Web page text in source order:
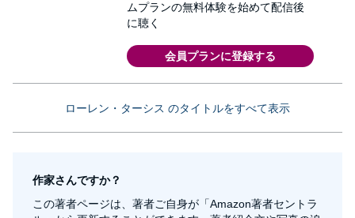
ムプランの無料体験を始めて配信後
に聴く
会員プランに登録する
ローレン・ターシス のタイトルをすべて表示
作家さんですか？
この著者ページは、著者ご自身が「Amazon著者セントラ